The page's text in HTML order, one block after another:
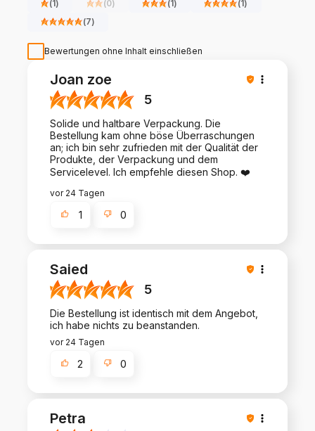
(1) (0) (1) (1)
(7)
Bewertungen ohne Inhalt einschließen
Joan zoe
5
Solide und haltbare Verpackung. Die
Bestellung kam ohne böse Überraschungen
an; ich bin sehr zufrieden mit der Qualität der
Produkte, der Verpackung und dem
Servicelevel. Ich empfehle diesen Shop. ❤️
vor 24 Tagen
1 0
Saied
5
Die Bestellung ist identisch mit dem Angebot,
ich habe nichts zu beanstanden.
vor 24 Tagen
2 0
Petra